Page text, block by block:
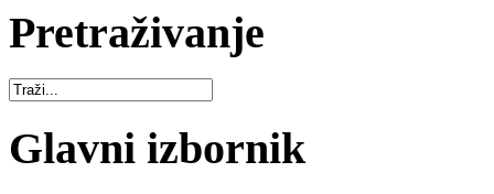
Pretraživanje
Glavni izbornik